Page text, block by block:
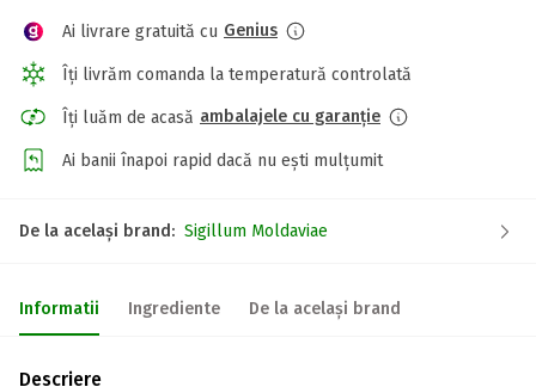
Ai livrare gratuită cu Genius
Îți livrăm comanda la temperatură controlată
Îți luăm de acasă ambalajele cu garanție
Ai banii înapoi rapid dacă nu ești mulțumit
De la același brand: Sigillum Moldaviae
Informatii Ingrediente De la același brand
Descriere